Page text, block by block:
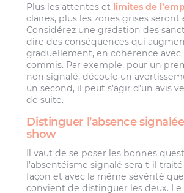
Plus les attentes et limites de
claires, plus les zones grises seront
Considérez une gradation des
dire des conséquences qui
graduellement, en cohérence avec
commis. Par exemple, pour un
non signalé, découle un
un second, il peut s’agir d’un avis
de suite.
Distinguer l’absence
show
Il vaut de se poser les bonnes
l’absentéisme signalé sera-t-il
façon et avec la même sévérité
convient de distinguer les deux. Le